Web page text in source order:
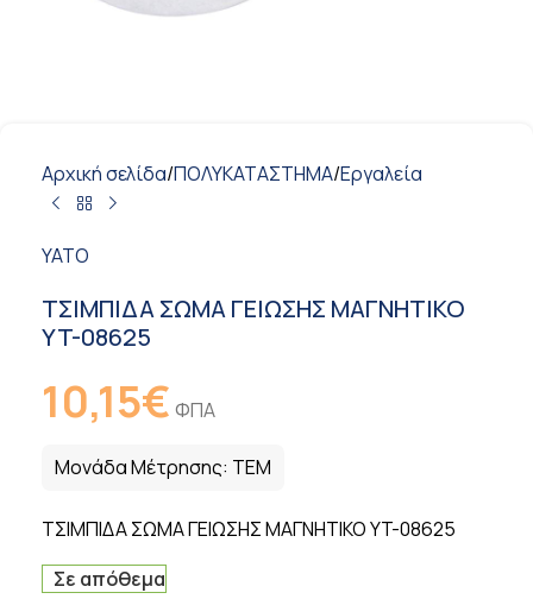
Αρχική σελίδα/ΠΟΛΥΚΑΤΑΣΤΗΜΑ/Εργαλεία
ΥΑΤΟ
ΤΣΙΜΠΙΔΑ ΣΩΜΑ ΓΕΙΩΣΗΣ ΜΑΓΝΗΤΙΚΟ
YT-08625
10,15€ ΦΠΑ
Μονάδα Μέτρησης: ΤΕΜ
ΤΣΙΜΠΙΔΑ ΣΩΜΑ ΓΕΙΩΣΗΣ ΜΑΓΝΗΤΙΚΟ YT-08625
Σε απόθεμα